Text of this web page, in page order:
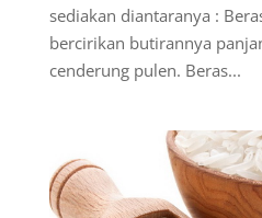
sediakan diantaranya :
bercirikan butirannya
cenderung pulen. Beras...